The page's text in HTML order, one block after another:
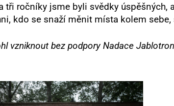
tři ročníky jsme byli svědky
kdo se snaží měnit místa kolem sebe,
vzniknout bez podpory Nadace